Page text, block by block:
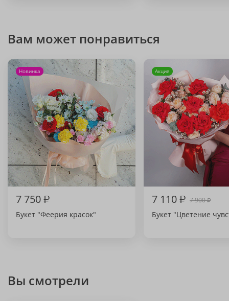
Вам может понравиться
Новинка
7 750₽
Букет "Феерия красок"
Акция
7 110₽ 7 900₽
Букет "Цветение
Вы смотрели